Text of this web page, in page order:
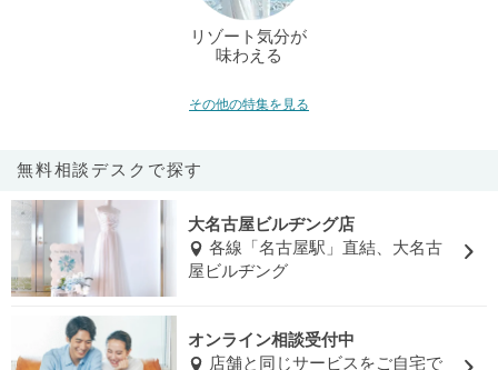
リゾート気分が
味わえる
その他の特集を見る
無料相談デスクで探す
大名古屋ビルヂング店
各線「名古屋駅」直結、大名古
屋ビルヂング
オンライン相談受付中
店舗と同じサービスをご自宅で